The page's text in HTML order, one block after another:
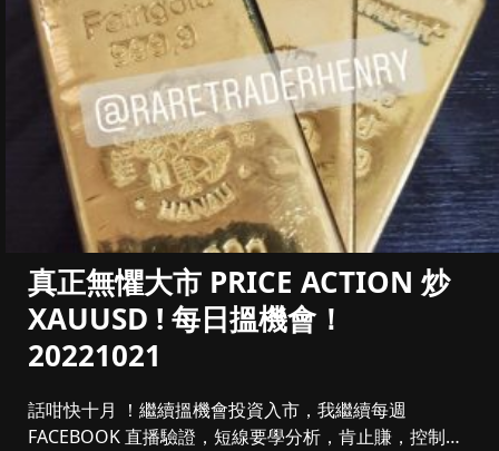
真正無懼大市 PRICE ACTION 炒
XAUUSD ! 每日搵機會！
20221021
話咁快十月 ！繼續搵機會投資入市，我繼續每週
FACEBOOK 直播驗證，短線要學分析，肯止賺，控制注